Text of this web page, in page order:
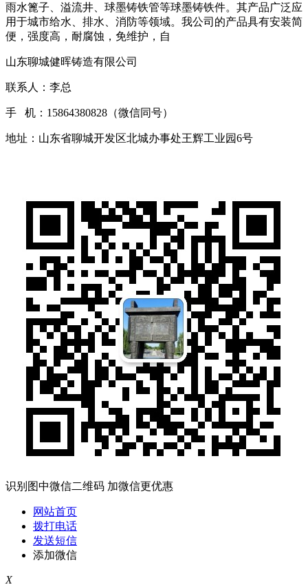
雨水篦子、溢流井、球墨铸铁管等球墨铸铁件。其产品广泛应
用于城市给水、排水、消防等领域。我公司的产品具有安装简
便，强度高，耐腐蚀，免维护，自
山东聊城健晖铸造有限公司
联系人：李总
手 机：15864380828（微信同号）
地址：山东省聊城开发区北城办事处王辉工业园6号
识别图中微信二维码 加微信更优惠
网站首页
拨打电话
发送短信
添加微信
X